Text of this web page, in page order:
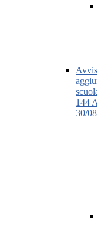
144
30/